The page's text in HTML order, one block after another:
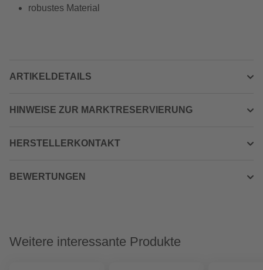
robustes Material
ARTIKELDETAILS
HINWEISE ZUR MARKTRESERVIERUNG
HERSTELLERKONTAKT
BEWERTUNGEN
Weitere interessante Produkte